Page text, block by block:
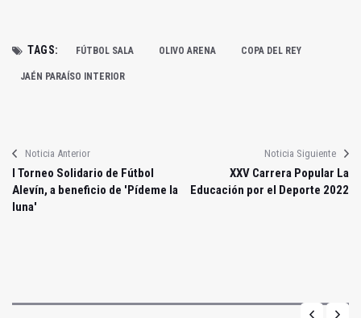
TAGS: FÚTBOL SALA OLIVO ARENA COPA DEL REY
JAÉN PARAÍSO INTERIOR
Noticia Anterior
I Torneo Solidario de Fútbol
Alevín, a beneficio de 'Pídeme la
luna'
Noticia Siguiente
XXV Carrera Popular La
Educación por el Deporte 2022